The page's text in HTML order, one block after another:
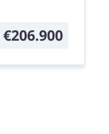
€206.900